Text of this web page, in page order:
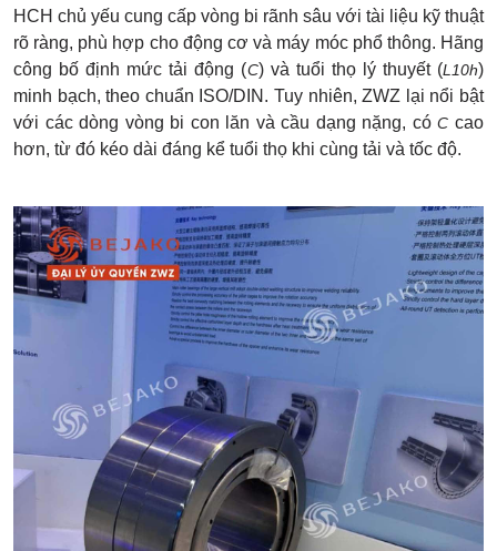
HCH chủ yếu cung cấp vòng bi rãnh sâu với tài liệu kỹ thuật
rõ ràng, phù hợp cho động cơ và máy móc phổ thông. Hãng
công bố định mức tải động (C) và tuổi thọ lý thuyết (L10h)
minh bạch, theo chuẩn ISO/DIN. Tuy nhiên, ZWZ lại nổi bật
với các dòng vòng bi con lăn và cầu dạng nặng, cóC cao
hơn, từ đó kéo dài đáng kể tuổi thọ khi cùng tải và tốc độ.